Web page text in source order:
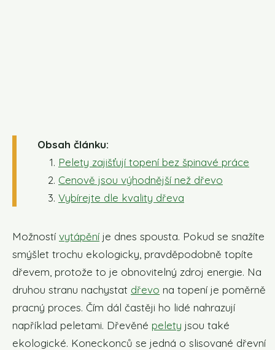
Obsah článku:
Pelety zajišťují topení bez špinavé práce
Cenově jsou výhodnější než dřevo
Vybírejte dle kvality dřeva
Možností vytápění je dnes spousta. Pokud se snažíte
smýšlet trochu ekologicky, pravděpodobně topíte
dřevem, protože to je obnovitelný zdroj energie. Na
druhou stranu nachystat dřevo na topení je poměrně
pracný proces. Čím dál častěji ho lidé nahrazují
například peletami. Dřevěné pelety jsou také
ekologické. Koneckonců se jedná o slisované dřevní